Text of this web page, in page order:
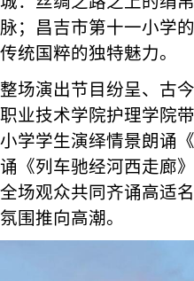
脉；昌吉市第十一小学
传统国粹的独特魅力。
整场演出节目纷呈、古
职业技术学院护理学院
小学学生演绎情景朗诵
诵《列车驰经河西走廊
全场观众共同齐诵高适
氛围推向高潮。